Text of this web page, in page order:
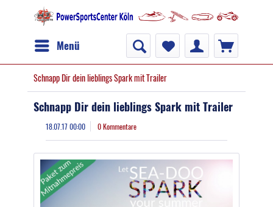
Menü
Schnapp Dir dein lieblings Spark mit Trailer
Schnapp Dir dein lieblings Spark mit Trailer
18.07.17 00:00 0 Kommentare